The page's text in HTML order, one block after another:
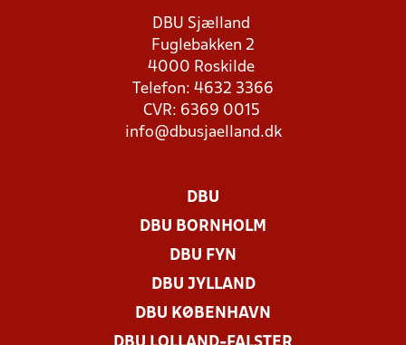
DBU Sjælland
Fuglebakken 2
4000 Roskilde
Telefon: 4632 3366
CVR: 6369 0015
info@dbusjaelland.dk
DBU
DBU BORNHOLM
DBU FYN
DBU JYLLAND
DBU KØBENHAVN